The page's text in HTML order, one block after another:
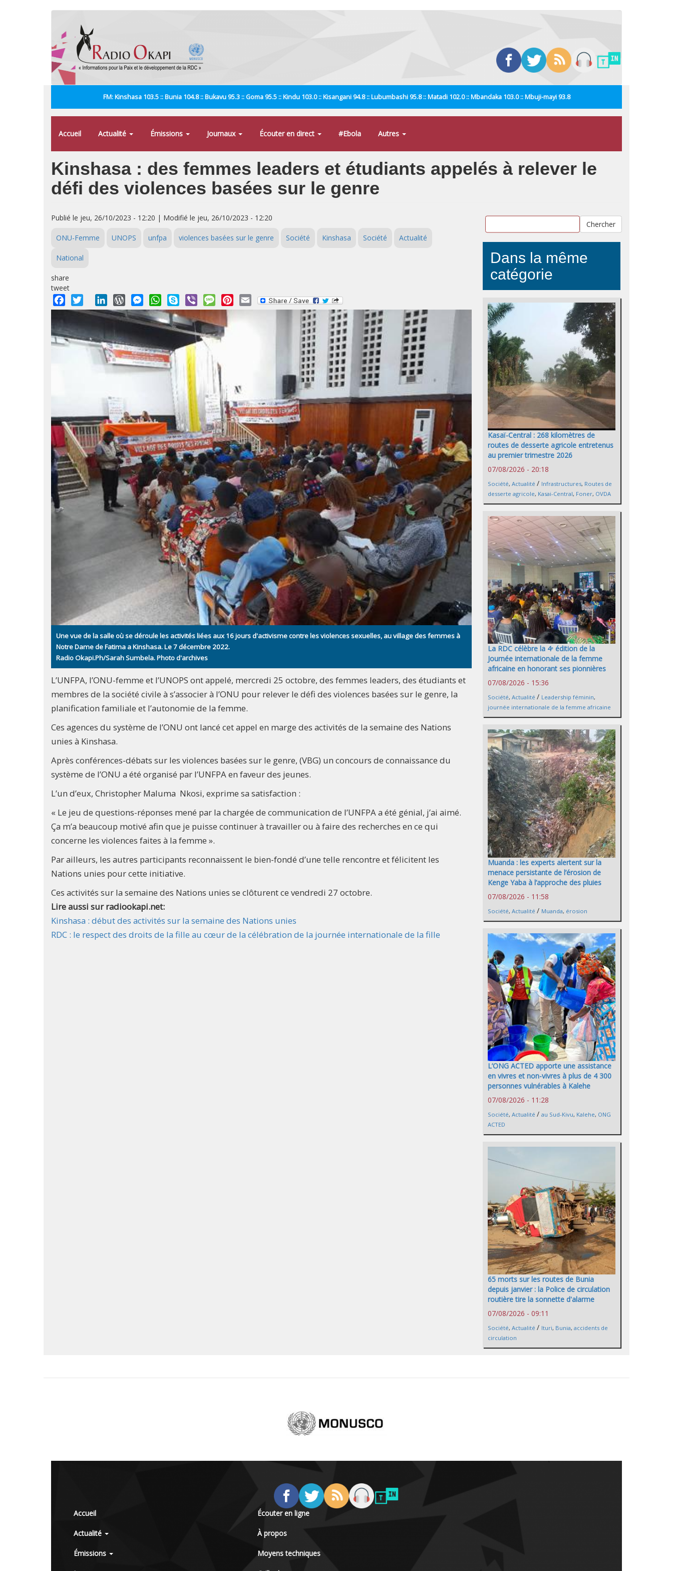
FM: Kinshasa 103.5 :: Bunia 104.8 :: Bukavu 95.3 :: Goma 95.5 :: Kindu 103.0 :: Kisangani 94.8 :: Lubumbashi 95.8 :: Matadi 102.0 :: Mbandaka 103.0 :: Mbuji-mayi 93.8
Accueil Actualité Émissions Journaux Écouter en direct #Ebola Autres
Kinshasa : des femmes leaders et étudiants appelés à relever le
défi des violences basées sur le genre
Publié le jeu, 26/10/2023 - 12:20 | Modifié le jeu, 26/10/2023 - 12:20
ONU-Femme UNOPS unfpa violences basées sur le genre Société Kinshasa Société Actualité
National
share
tweet
Facebook
Twitter LinkedInWordPressMessengerWhatsApp
Skype Viber MessagePinterest
Email
Une vue de la salle où se déroule les activités liées aux 16 jours d'activisme contre les violences sexuelles, au village des femmes à
Notre Dame de Fatima a Kinshasa. Le 7 décembre 2022.
Radio Okapi.Ph/Sarah Sumbela. Photo d'archives
L’UNFPA, l’ONU-femme et l’UNOPS ont appelé, mercredi 25 octobre, des femmes leaders, des étudiants et
membres de la société civile à s’associer à l’ONU pour relever le défi des violences basées sur le genre, la
planification familiale et l’autonomie de la femme.
Ces agences du système de l’ONU ont lancé cet appel en marge des activités de la semaine des Nations
unies à Kinshasa.
Après conférences-débats sur les violences basées sur le genre, (VBG) un concours de connaissance du
système de l’ONU a été organisé par l’UNFPA en faveur des jeunes.
L’un d’eux, Christopher Maluma Nkosi, exprime sa satisfaction :
« Le jeu de questions-réponses mené par la chargée de communication de l’UNFPA a été génial, j’ai aimé.
Ça m’a beaucoup motivé afin que je puisse continuer à travailler ou à faire des recherches en ce qui
concerne les violences faites à la femme ».
Par ailleurs, les autres participants reconnaissent le bien-fondé d’une telle rencontre et félicitent les
Nations unies pour cette initiative.
Ces activités sur la semaine des Nations unies se clôturent ce vendredi 27 octobre.
Lire aussi sur radiookapi.net:
Kinshasa : début des activités sur la semaine des Nations unies
RDC : le respect des droits de la fille au cœur de la célébration de la journée internationale de la fille
Chercher
Dans la même
catégorie
Kasaï-Central : 268 kilomètres de
routes de desserte agricole entretenus
au premier trimestre 2026
07/08/2026 - 20:18
Société, Actualité / Infrastructures, Routes de
desserte agricole, Kasai-Central, Foner, OVDA
La RDC célèbre la 4ᵉ édition de la
Journée internationale de la femme
africaine en honorant ses pionnières
07/08/2026 - 15:36
Société, Actualité / Leadership féminin,
journée internationale de la femme africaine
Muanda : les experts alertent sur la
menace persistante de l’érosion de
Kenge Yaba à l’approche des pluies
07/08/2026 - 11:58
Société, Actualité / Muanda, érosion
L’ONG ACTED apporte une assistance
en vivres et non-vivres à plus de 4 300
personnes vulnérables à Kalehe
07/08/2026 - 11:28
Société, Actualité / au Sud-Kivu, Kalehe, ONG
ACTED
65 morts sur les routes de Bunia
depuis janvier : la Police de circulation
routière tire la sonnette d'alarme
07/08/2026 - 09:11
Société, Actualité / Ituri, Bunia, accidents de
circulation
Accueil
Actualité
Émissions
Écouter en ligne
À propos
Moyens techniques